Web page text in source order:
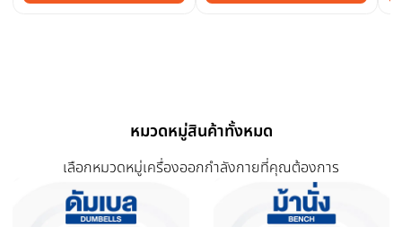
สินค้าที่เกี่ยวข้อง
สินค้าที่ใกล้เคียงและใช้คู่กันได้ดี